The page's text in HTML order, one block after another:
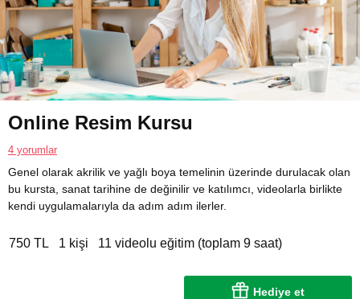
Online Resim Kursu
4 yorumlar
Genel olarak akrilik ve yağlı boya temelinin üzerinde durulacak olan
bu kursta, sanat tarihine de değinilir ve katılımcı, videolarla birlikte
kendi uygulamalarıyla da adım adım ilerler.
750 TL 1 kişi 11 videolu eğitim (toplam 9 saat)
Hediye et